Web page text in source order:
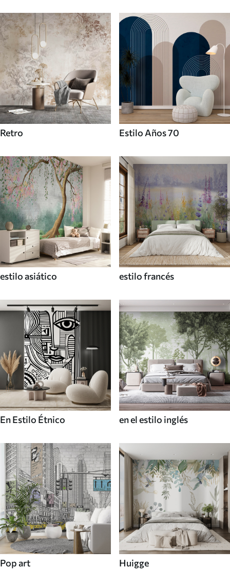
Retro Estilo Años 70
estilo asiático estilo francés
En Estilo Étnico en el estilo inglés
Pop art Huigge